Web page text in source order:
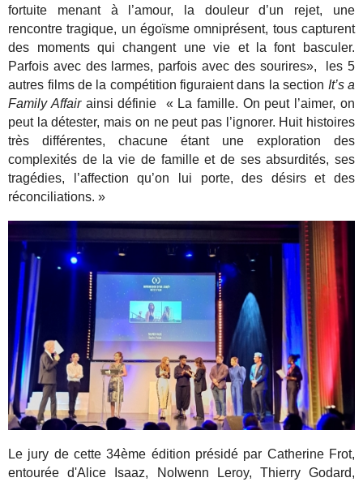
fortuite menant à l’amour, la douleur d’un rejet, une
rencontre tragique, un égoïsme omniprésent, tous capturent
des moments qui changent une vie et la font basculer.
Parfois avec des larmes, parfois avec des sourires», les 5
autres films de la compétition figuraient dans la section It’s a
Family Affair ainsi définie « La famille. On peut l’aimer, on
peut la détester, mais on ne peut pas l’ignorer. Huit histoires
très différentes, chacune étant une exploration des
complexités de la vie de famille et de ses absurdités, ses
tragédies, l’affection qu’on lui porte, des désirs et des
réconciliations. »
Le jury de cette 34ème édition présidé par Catherine Frot,
entourée d'Alice Isaaz, Nolwenn Leroy, Thierry Godard,